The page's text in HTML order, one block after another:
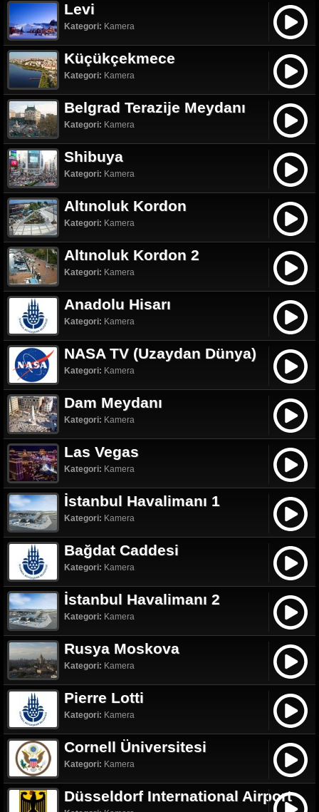
Levi
Kategori: Kamera
Küçükçekmece
Kategori: Kamera
Belgrad Terazije Meydanı
Kategori: Kamera
Shibuya
Kategori: Kamera
Altınoluk Kordon
Kategori: Kamera
Altınoluk Kordon 2
Kategori: Kamera
Anadolu Hisarı
Kategori: Kamera
NASA TV (Uzaydan Dünya)
Kategori: Kamera
Dam Meydanı
Kategori: Kamera
Las Vegas
Kategori: Kamera
İstanbul Havalimanı 1
Kategori: Kamera
Bağdat Caddesi
Kategori: Kamera
İstanbul Havalimanı 2
Kategori: Kamera
Rusya Moskova
Kategori: Kamera
Pierre Lotti
Kategori: Kamera
Cornell Üniversitesi
Kategori: Kamera
Düsseldorf International Airport